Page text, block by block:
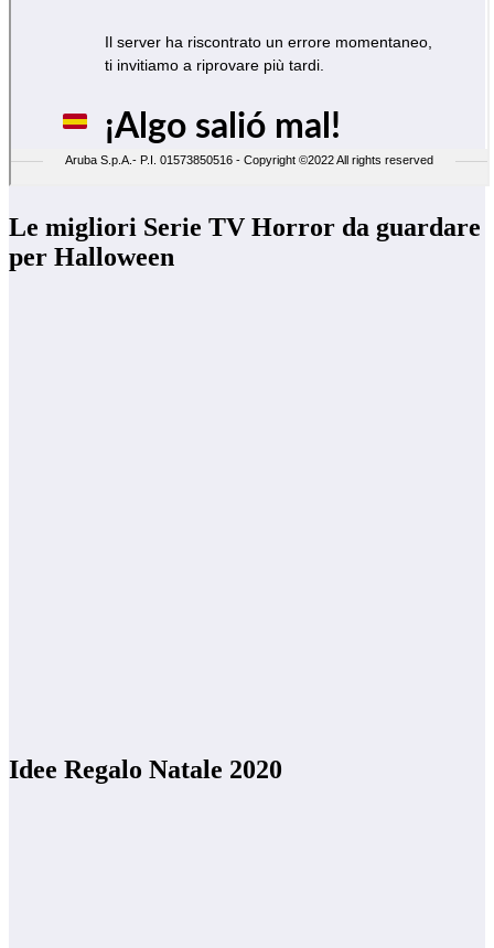
Le migliori Serie TV Horror da guardare
per Halloween
Idee Regalo Natale 2020